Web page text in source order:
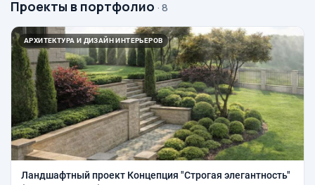
Проекты в портфолио · 8
АРХИТЕКТУРА И ДИЗАЙН ИНТЕРЬЕРОВ
Ландшафтный проект Концепция "Строгая элегантность"